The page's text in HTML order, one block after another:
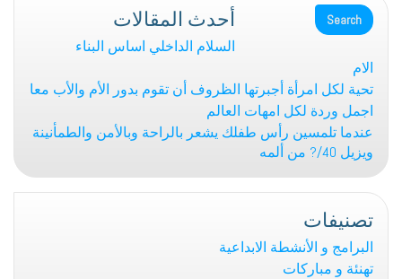
أحدث المقالات
السلام الداخلي اساس البناء
الام
تحية لكل امرأة أجبرتها الظروف أن تقوم بدور الأم والأب معا
اجمل وردة لكل امهات العالم
عندما تلمسين رأس طفلك يشعر بالراحة وبالأمن والطمأنينة
ويزيل 40/? من ألمه
تصنيفات
البرامج و الأنشطة الابداعية
تهنئة و مباركات